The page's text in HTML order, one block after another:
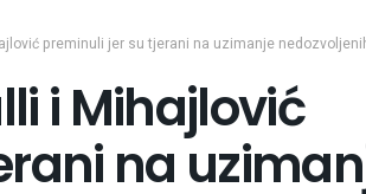
preminuli jer su tjerani na uzimanje
i Mihajlović
na